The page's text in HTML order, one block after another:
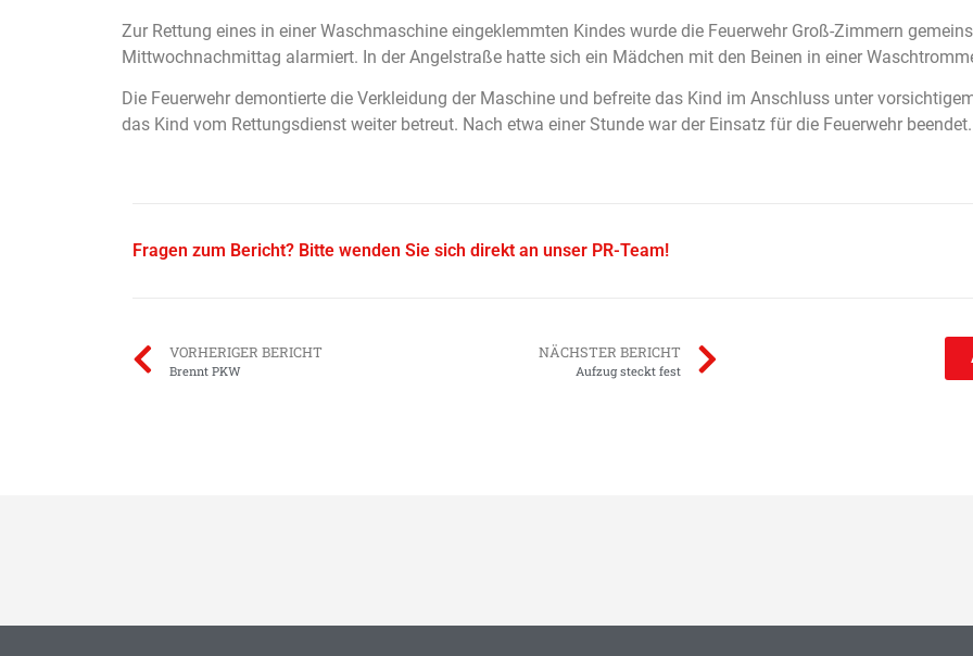
Zur Rettung eines in einer Waschmaschine eingeklemmten Kindes wurde die Feuerwehr Groß-Zimmern
Mittwochnachmittag alarmiert. In der Angelstraße hatte sich ein Mädchen mit den Beinen in einer
Die Feuerwehr demontierte die Verkleidung der Maschine und befreite das Kind im Anschluss unter
das Kind vom Rettungsdienst weiter betreut. Nach etwa einer Stunde war der Einsatz für die Feuerwehr beendet.
Fragen zum Bericht? Bitte wenden Sie sich direkt an unser PR-Team!
VORHERIGER BERICHT
Brennt PKW
NÄCHSTER BERICHT
Aufzug steckt fest